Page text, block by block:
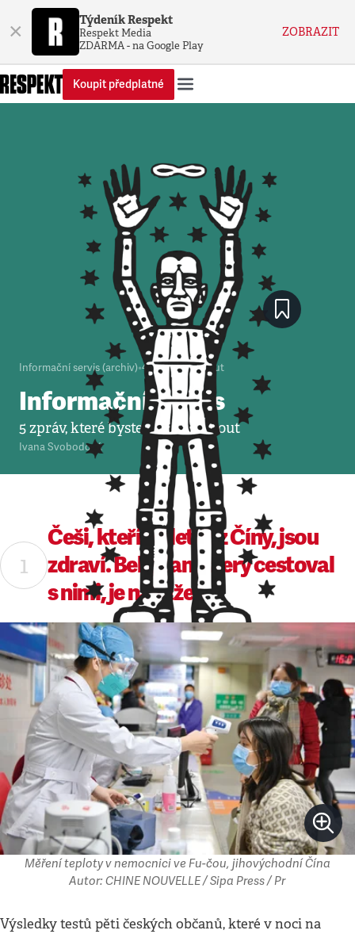
× Týdeník Respekt
Respekt Media
ZDARMA - na Google Play
ZOBRAZIT
Koupit předplatné
Informační servis (archiv)•4. 2. 2020•5minut
Informační servis
5 zpráv, které byste neměli minout
Ivana Svobodová
Češi, kteří přiletěli z Číny, jsou
zdraví. Belgičan, který cestoval
s nimi, je nakažen
Měření teploty v nemocnici ve Fu-čou, jihovýchodní Čína
Autor: CHINE NOUVELLE / Sipa Press / Pr
Výsledky testů pěti českých občanů, které v noci na